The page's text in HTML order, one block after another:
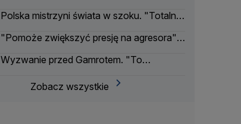
Polska mistrzyni świata w szoku. "Totalnie
"Pomoże zwiększyć presję na agresora".
Wyzwanie przed Gamrotem. "To
Zobacz wszystkie